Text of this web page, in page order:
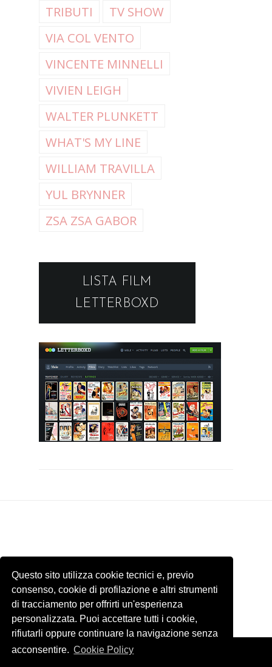
Questo sito utilizza cookie tecnici e, previo
consenso, cookie di profilazione e altri strumenti
di tracciamento per offrirti un'esperienza
personalizzata. Puoi accettare tutti i cookie,
rifiutarli oppure continuare la navigazione senza
acconsentire. Cookie Policy
TRIBUTI
TV SHOW
VIA COL VENTO
VINCENTE MINNELLI
VIVIEN LEIGH
WALTER PLUNKETT
WHAT'S MY LINE
WILLIAM TRAVILLA
YUL BRYNNER
ZSA ZSA GABOR
LISTA FILM
LETTERBOXD
Template byThemeXpose. Tutti le immagini presenti di questo sito